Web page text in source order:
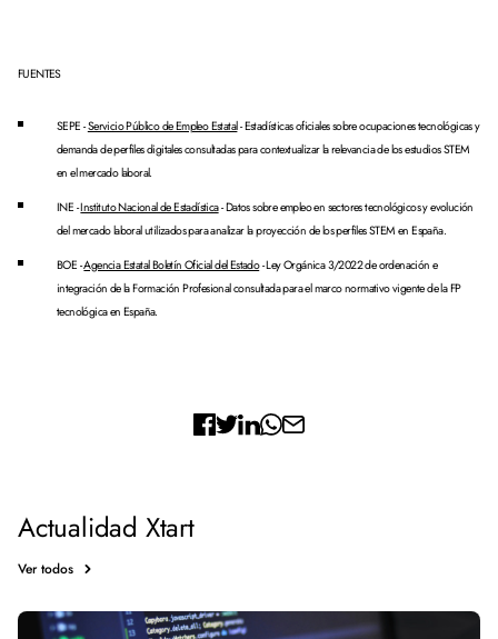
FUENTES
SEPE -Servicio Público de Empleo Estatal- Estadísticas oficiales sobre ocupaciones tecnológicas y
demanda de perfiles digitales consultadas para contextualizar la relevancia de los estudios STEM
en el mercado laboral.
INE -Instituto Nacional de Estadística- Datos sobre empleo en sectores tecnológicos y evolución
del mercado laboral utilizados para analizar la proyección de los perfiles STEM en España.
BOE -Agencia Estatal Boletín Oficial del Estado- Ley Orgánica 3/2022 de ordenación e
integración de la Formación Profesional consultada para el marco normativo vigente de la FP
tecnológica en España.
Actualidad Xtart
Ver todos